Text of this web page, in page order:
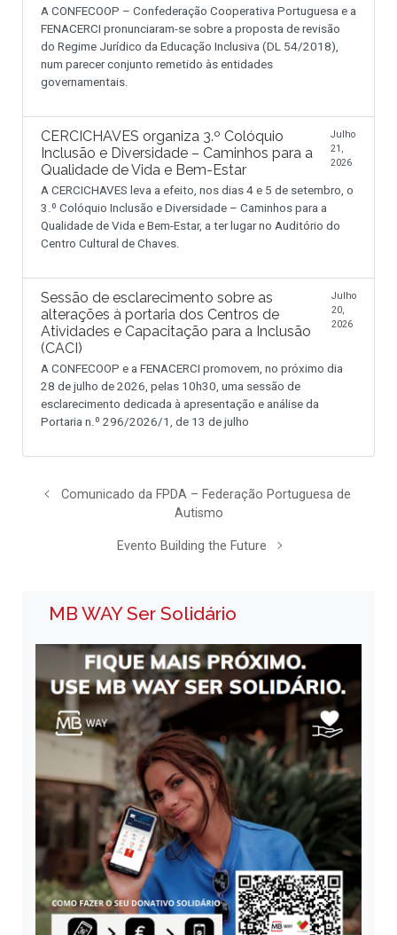
A CONFECOOP – Confederação Cooperativa Portuguesa e a
FENACERCI pronunciaram-se sobre a proposta de revisão
do Regime Jurídico da Educação Inclusiva (DL 54/2018),
num parecer conjunto remetido às entidades
governamentais.
CERCICHAVES organiza 3.º Colóquio
Inclusão e Diversidade – Caminhos para a
Qualidade de Vida e Bem-Estar
Julho
21,
2026
A CERCICHAVES leva a efeito, nos dias 4 e 5 de setembro, o
3.º Colóquio Inclusão e Diversidade – Caminhos para a
Qualidade de Vida e Bem-Estar, a ter lugar no Auditório do
Centro Cultural de Chaves.
Sessão de esclarecimento sobre as
alterações à portaria dos Centros de
Atividades e Capacitação para a Inclusão
(CACI)
Julho
20,
2026
A CONFECOOP e a FENACERCI promovem, no próximo dia
28 de julho de 2026, pelas 10h30, uma sessão de
esclarecimento dedicada à apresentação e análise da
Portaria n.º 296/2026/1, de 13 de julho
Comunicado da FPDA – Federação Portuguesa de
Autismo
Evento Building the Future
MB WAY Ser Solidário